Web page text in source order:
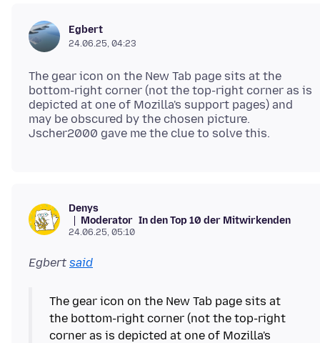
Egbert
24.06.25, 04:23
The gear icon on the New Tab page sits at the
bottom-right corner (not the top-right corner as is
depicted at one of Mozilla's support pages) and
may be obscured by the chosen picture.
Denys
Moderator In den Top 10 der Mitwirkenden
24.06.25, 05:10
Egbert said
The gear icon on the New Tab page sits at
the bottom-right corner (not the top-right
corner as is depicted at one of Mozilla's